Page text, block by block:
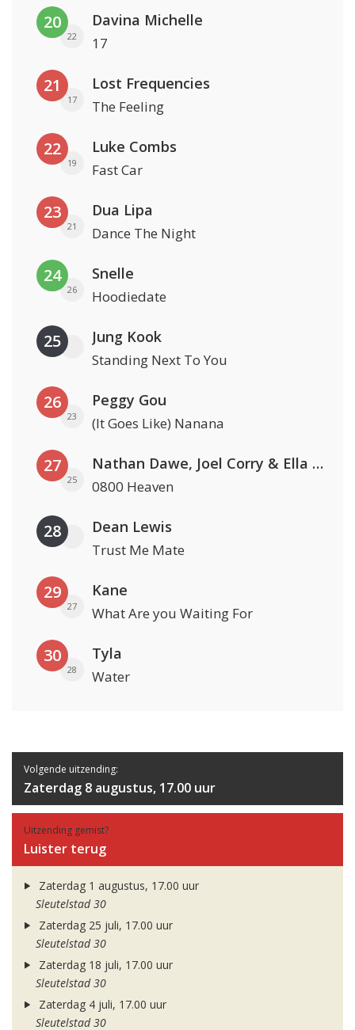
20
22
Davina Michelle
17
21
17
Lost Frequencies
The Feeling
22
19
Luke Combs
Fast Car
23
21
Dua Lipa
Dance The Night
24
26
Snelle
Hoodiedate
25 Jung Kook
Standing Next To You
26
23
Peggy Gou
(It Goes Like) Nanana
27
25
Nathan Dawe, Joel Corry & Ella Henderson
0800 Heaven
28 Dean Lewis
Trust Me Mate
29
27
Kane
What Are you Waiting For
30
28
Tyla
Water
Volgende uitzending:
Zaterdag 8 augustus, 17.00 uur
Uitzending gemist?
Luister terug
Zaterdag 1 augustus, 17.00 uur
Sleutelstad 30
Zaterdag 25 juli, 17.00 uur
Sleutelstad 30
Zaterdag 18 juli, 17.00 uur
Sleutelstad 30
Zaterdag 4 juli, 17.00 uur
Sleutelstad 30